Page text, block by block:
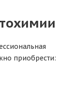
приобрести: